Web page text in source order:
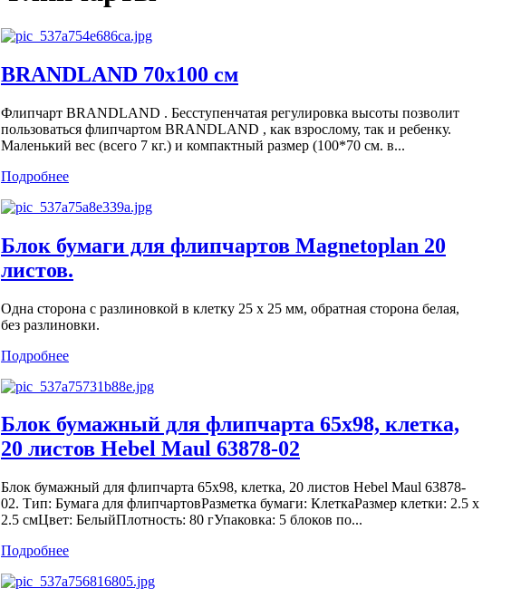
BRANDLAND 70x100 см
Флипчарт BRANDLAND . Бесступенчатая регулировка высоты позволит
пользоваться флипчартом BRANDLAND , как взрослому, так и ребенку.
Маленький вес (всего 7 кг.) и компактный размер (100*70 см. в...
Подробнее
Блок бумаги для флипчартов Magnetoplan 20
листов.
Одна сторона с разлиновкой в клетку 25 х 25 мм, обратная сторона белая,
без разлиновки.
Подробнее
Блок бумажный для флипчарта 65х98, клетка,
20 листов Hebel Maul 63878-02
Блок бумажный для флипчарта 65х98, клетка, 20 листов Hebel Maul 63878-
02. Тип: Бумага для флипчартовРазметка бумаги: КлеткаРазмер клетки: 2.5 х
2.5 смЦвет: БелыйПлотность: 80 гУпаковка: 5 блоков по...
Подробнее